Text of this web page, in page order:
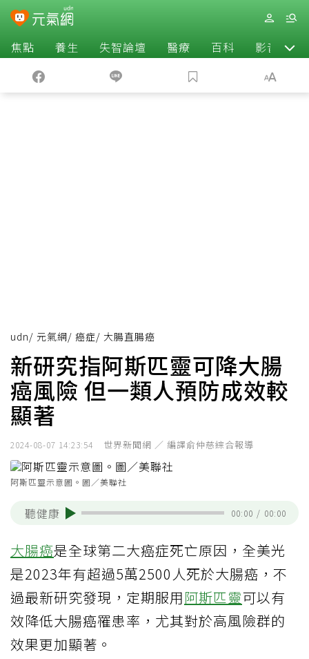
焦點 養生 失智論壇 醫療 百科 影音
udn/ 元氣網/ 癌症/ 大腸直腸癌
新研究指阿斯匹靈可降大腸
癌風險 但一類人預防成效較
顯著
2024-08-07 14:23:54 世界新聞網 ／ 編譯俞仲慈綜合報導
阿斯匹靈示意圖。圖／美聯社
聽健康 00:00 / 00:00
大腸癌是全球第二大癌症死亡原因，全美光
是2023年有超過5萬2500人死於大腸癌，不
過最新研究發現，定期服用阿斯匹靈可以有
效降低大腸癌罹患率，尤其對於高風險群的
效果更加顯著。